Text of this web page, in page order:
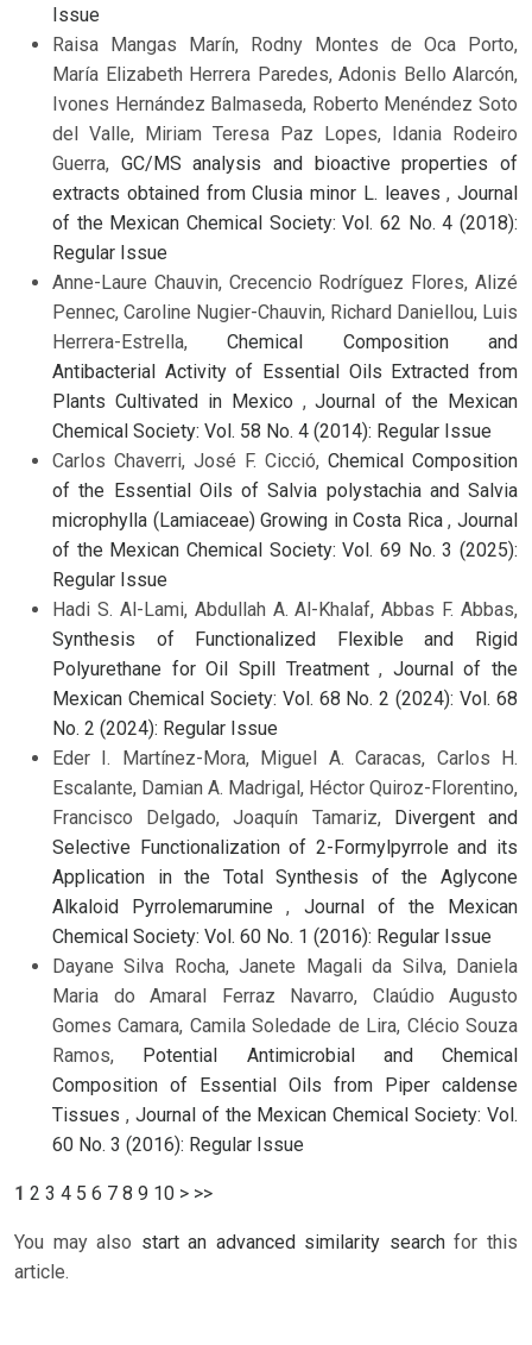
Issue
Raisa Mangas Marín, Rodny Montes de Oca Porto,
María Elizabeth Herrera Paredes, Adonis Bello Alarcón,
Ivones Hernández Balmaseda, Roberto Menéndez Soto
del Valle, Miriam Teresa Paz Lopes, Idania Rodeiro
Guerra, GC/MS analysis and bioactive properties of
extracts obtained from Clusia minor L. leaves, Journal
of the Mexican Chemical Society: Vol. 62 No. 4 (2018):
Regular Issue
Anne-Laure Chauvin, Crecencio Rodríguez Flores, Alizé
Pennec, Caroline Nugier-Chauvin, Richard Daniellou, Luis
Herrera-Estrella,Chemical Composition and
Antibacterial Activity of Essential Oils Extracted from
Plants Cultivated in Mexico ,Journal of the Mexican
Chemical Society: Vol. 58 No. 4 (2014): Regular Issue
Carlos Chaverri, José F. Cicció, Chemical Composition
of the Essential Oils of Salvia polystachia and Salvia
microphylla (Lamiaceae) Growing in Costa Rica,Journal
of the Mexican Chemical Society: Vol. 69 No. 3 (2025):
Regular Issue
Hadi S. Al-Lami, Abdullah A. Al-Khalaf, Abbas F. Abbas,
Synthesis of Functionalized Flexible and Rigid
Polyurethane for Oil Spill Treatment, Journal of the
Mexican Chemical Society: Vol. 68 No. 2 (2024): Vol. 68
No. 2 (2024): Regular Issue
Eder I. Martínez-Mora, Miguel A. Caracas, Carlos H.
Escalante, Damian A. Madrigal, Héctor Quiroz-Florentino,
Francisco Delgado, Joaquín Tamariz,
Divergent and
Selective Functionalization of 2-Formylpyrrole and its
Application in the Total Synthesis of the Aglycone
Alkaloid Pyrrolemarumine, Journal of the Mexican
Chemical Society: Vol. 60 No. 1 (2016): Regular Issue
Dayane Silva Rocha, Janete Magali da Silva, Daniela
Maria do Amaral Ferraz Navarro, Claúdio Augusto
Gomes Camara, Camila Soledade de Lira, Clécio Souza
Ramos,
Potential Antimicrobial and Chemical
Composition of Essential Oils from Piper caldense
Tissues , Journal of the Mexican Chemical Society: Vol.
60 No. 3 (2016): Regular Issue
1 2 3 4 5 6 7 8 9 10 > >>
You may also start an advanced similarity searchfor this
article.